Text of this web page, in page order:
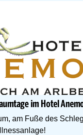
leichte
7°
11°
im Hotel
am Fuße des